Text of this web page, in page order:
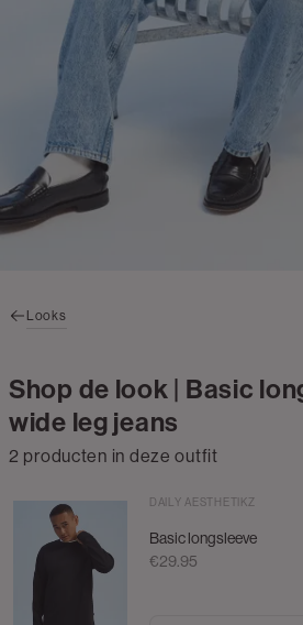
Looks
Shop de look | Basic
wide leg jeans
2 producten in deze outfit
DAILY AESTHETIKZ
Basic longsleeve
€29.95